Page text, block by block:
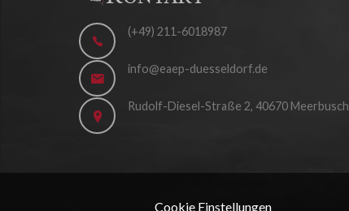
Cookie Einstellungen
(+49) 211-6018987
info@eaep-duesseldorf.de
Rudolf-Diesel-Straße 2, 40670 Meerbusch